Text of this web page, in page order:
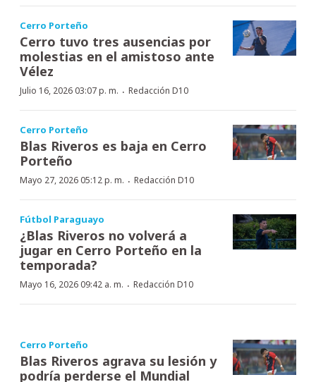
Cerro Porteño
Cerro tuvo tres ausencias por
molestias en el amistoso ante
Vélez
Julio 16, 2026 03:07 p. m. · Redacción D10
Cerro Porteño
Blas Riveros es baja en Cerro
Porteño
Mayo 27, 2026 05:12 p. m. · Redacción D10
Fútbol Paraguayo
¿Blas Riveros no volverá a
jugar en Cerro Porteño en la
temporada?
Mayo 16, 2026 09:42 a. m. · Redacción D10
Cerro Porteño
Blas Riveros agrava su lesión y
podría perderse el Mundial